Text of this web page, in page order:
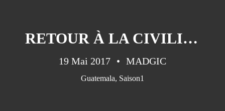
RETOUR À LA CIVILISATION...MAYA
19 Mai 2017 MADGIC
Guatemala, Saison1